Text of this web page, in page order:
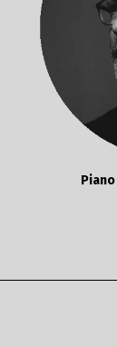
Piano